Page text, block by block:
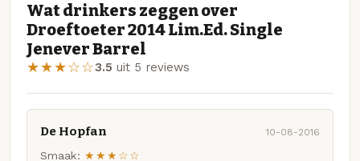
Wat drinkers zeggen over
Droeftoeter 2014 Lim.Ed. Single
Jenever Barrel
★★★☆☆3.5 uit 5 reviews
De Hopfan 10-08-2016
Smaak: ★★★☆☆